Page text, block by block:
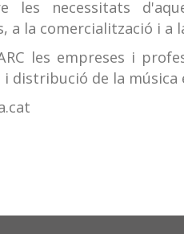
les necessitats
a la comercialització i a
les empreses i
distribució de la música